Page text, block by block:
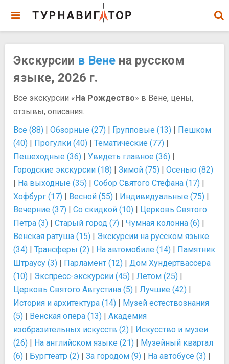
Экскурсии в Вене на русском
языке, 2026 г.
Все экскурсии «На Рождество» в Вене, цены,
отзывы, описания.
Все (88) | Обзорные (27) | Групповые (13) | Пешком
(40) | Прогулки (40) | Тематические (77) |
Пешеходные (36) | Увидеть главное (36) |
Городские экскурсии (18) | Зимой (75) | Осенью (82)
| На выходные (35) | Собор Святого Стефана (17) |
Хофбург (17) | Весной (55) | Индивидуальные (75) |
Вечерние (37) | Со скидкой (10) | Церковь Святого
Петра (3) | Старый город (7) | Чумная колонна (6) |
Венская ратуша (15) | Экскурсии на русском языке
(34) | Трансферы (2) | На автомобиле (14) | Памятник
Штраусу (3) | Парламент (12) | Дом Хундертвассера
(10) | Экспресс-экскурсии (45) | Летом (25) |
Церковь Святого Августина (5) | Лучшие (42) |
История и архитектура (14) | Музей естествознания
(5) | Венская опера (13) | Академия
изобразительных искусств (2) | Искусство и музеи
(26) | На английском языке (21) | Музейный квартал
(6) | Бургтеатр (2) | За городом (9) | На автобусе (3) |